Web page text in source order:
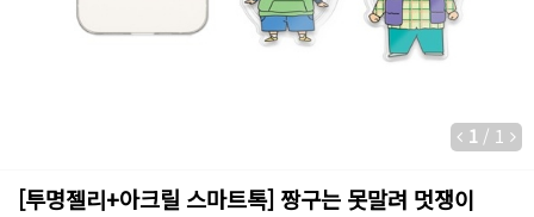
1 / 1
[투명젤리+아크릴 스마트톡] 짱구는 못말려 멋쟁이